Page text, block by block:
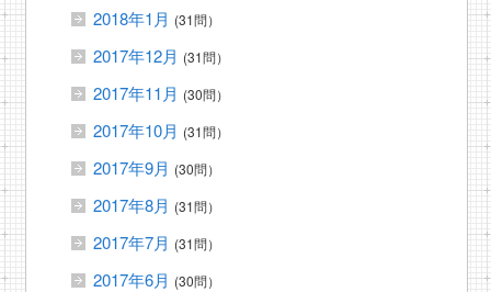
2018年1月 (31問）
2017年12月 (31問）
2017年11月 (30問）
2017年10月 (31問）
2017年9月 (30問）
2017年8月 (31問）
2017年7月 (31問）
2017年6月 (30問）